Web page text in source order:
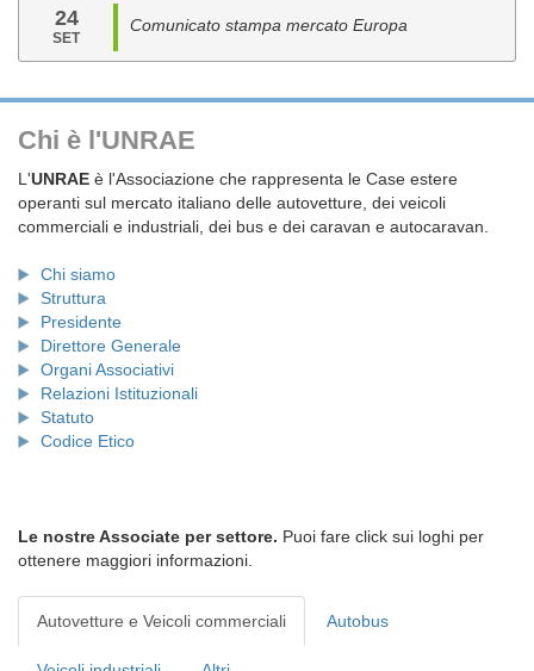
24
SET
Comunicato stampa mercato Europa
Chi è l'UNRAE
L'UNRAE è l'Associazione che rappresenta le Case estere
operanti sul mercato italiano delle autovetture, dei veicoli
commerciali e industriali, dei bus e dei caravan e autocaravan.
Chi siamo
Struttura
Presidente
Direttore Generale
Organi Associativi
Relazioni Istituzionali
Statuto
Codice Etico
Le nostre Associate per settore. Puoi fare click sui loghi per
ottenere maggiori informazioni.
Autovetture e Veicoli commerciali Autobus